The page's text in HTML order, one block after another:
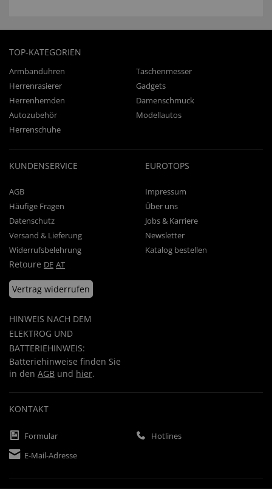
TOP-KATEGORIEN
Armbanduhren
Taschenmesser
Herrenrasierer
Gadgets
Herrenhemden
Damenschmuck
Autozubehör
Modellautos
Herrenschuhe
KUNDENSERVICE
AGB
Häufige Fragen
Datenschutz
Versand & Lieferung
Widerrufsbelehrung
Retoure DE AT
Vertrag widerrufen
HINWEIS NACH DEM
ELEKTROG UND
BATTERIEHINWEIS:
Batteriehinweise finden Sie
in den AGB und hier.
EUROTOPS
Impressum
Über uns
Jobs & Karriere
Newsletter
Katalog bestellen
KONTAKT
Formular
Hotlines
E-Mail-Adresse